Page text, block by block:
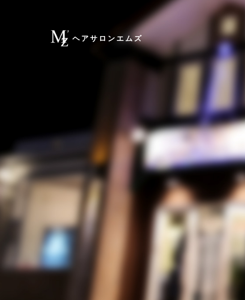
ヘアサロンエムズ